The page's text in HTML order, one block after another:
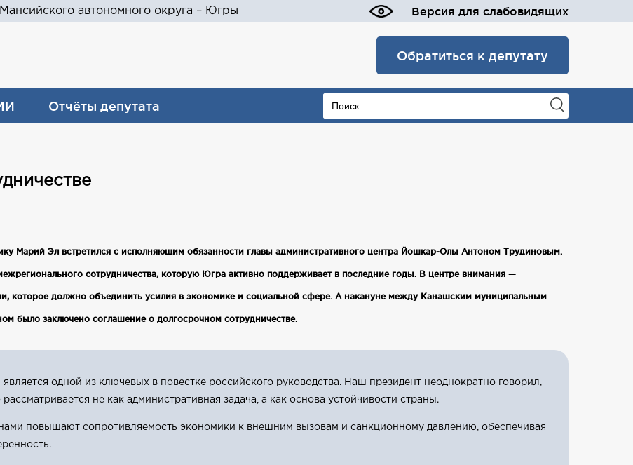
автономного округа – Югры Версия для слабовидящих
Обратиться к депутату
Отчёты депутата
Марий Эл встретился с исполняющим обязанности главы административного центра Йошкар‑Олы Антоном Трудиновым.
сотрудничества, которую Югра активно поддерживает в последние годы. В центре внимания —
которое должно объединить усилия в экономике и социальной сфере. А накануне между Канашским муниципальным
было заключено соглашение о долгосрочном сотрудничестве.
одной из ключевых в повестке российского руководства. Наш президент неоднократно говорил,
не как административная задача, а как основа устойчивости страны.
повышают сопротивляемость экономики к внешним вызовам и санкционному давлению, обеспечивая